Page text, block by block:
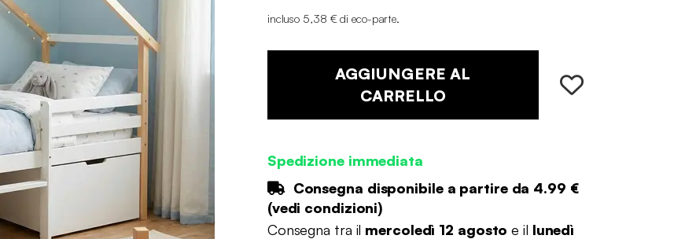
incluso 5,38 € di eco-parte.
AGGIUNGERE AL
CARRELLO
Spedizione immediata
Consegna disponibile a partire da 4.99 €
(vedi condizioni)
Consegna tra il mercoledì 12 agosto e il lunedì